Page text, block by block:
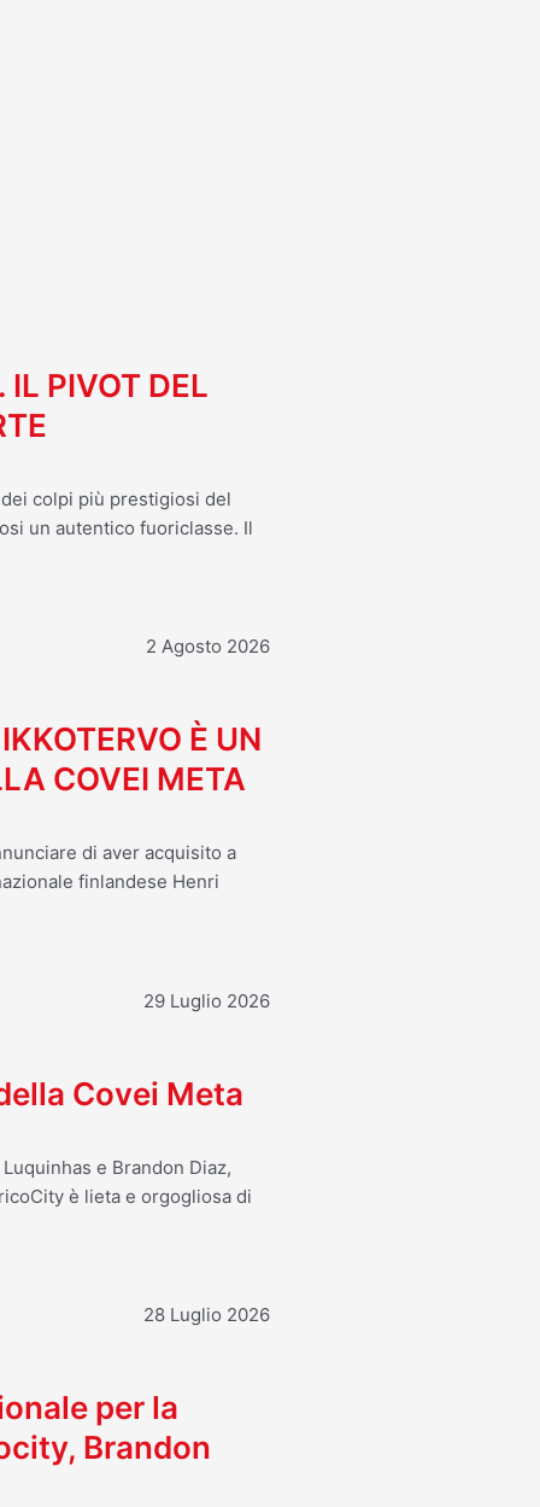
IL PIVOT DEL
colpi più prestigiosi del
un autentico fuoriclasse. Il
2 Agosto 2026
È UN
COVEI META
di aver acquisito a
finlandese Henri
29 Luglio 2026
Covei Meta
e Brandon Diaz,
è lieta e orgogliosa di
28 Luglio 2026
per la
Brandon